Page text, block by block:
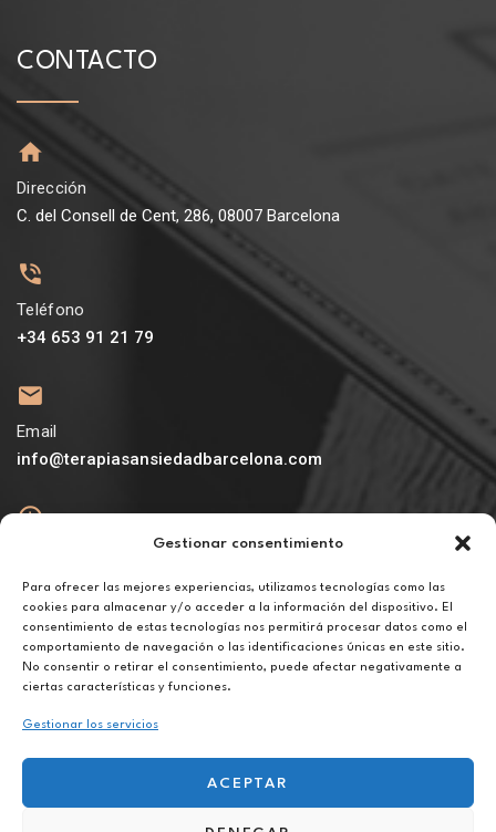
Gestionar consentimiento
Para ofrecer las mejores experiencias, utilizamos tecnologías como las
cookies para almacenar y/o acceder a la información del dispositivo. El
consentimiento de estas tecnologías nos permitirá procesar datos como el
comportamiento de navegación o las identificaciones únicas en este sitio.
No consentir o retirar el consentimiento, puede afectar negativamente a
ciertas características y funciones.
Gestionar los servicios
ACEPTAR
CONTACTO
Dirección
C. del Consell de Cent, 286, 08007 Barcelona
Teléfono
+34 653 91 21 79
Email
info@terapiasansiedadbarcelona.com
De lunes a viernes de 10h a 20h
Aviso legal
Política de privacidad
Política de cookies